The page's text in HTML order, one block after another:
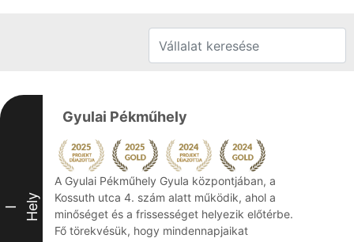
I Hely
Gyulai Pékműhely
A Gyulai Pékműhely Gyula központjában, a
Kossuth utca 4. szám alatt működik, ahol a
minőséget és a frissességet helyezik előtérbe.
Fő törekvésük, hogy mindennapjaikat